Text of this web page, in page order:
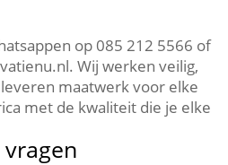
op 085 212 5566 of
Wij werken veilig,
maatwerk voor elke
met de kwaliteit die je elke